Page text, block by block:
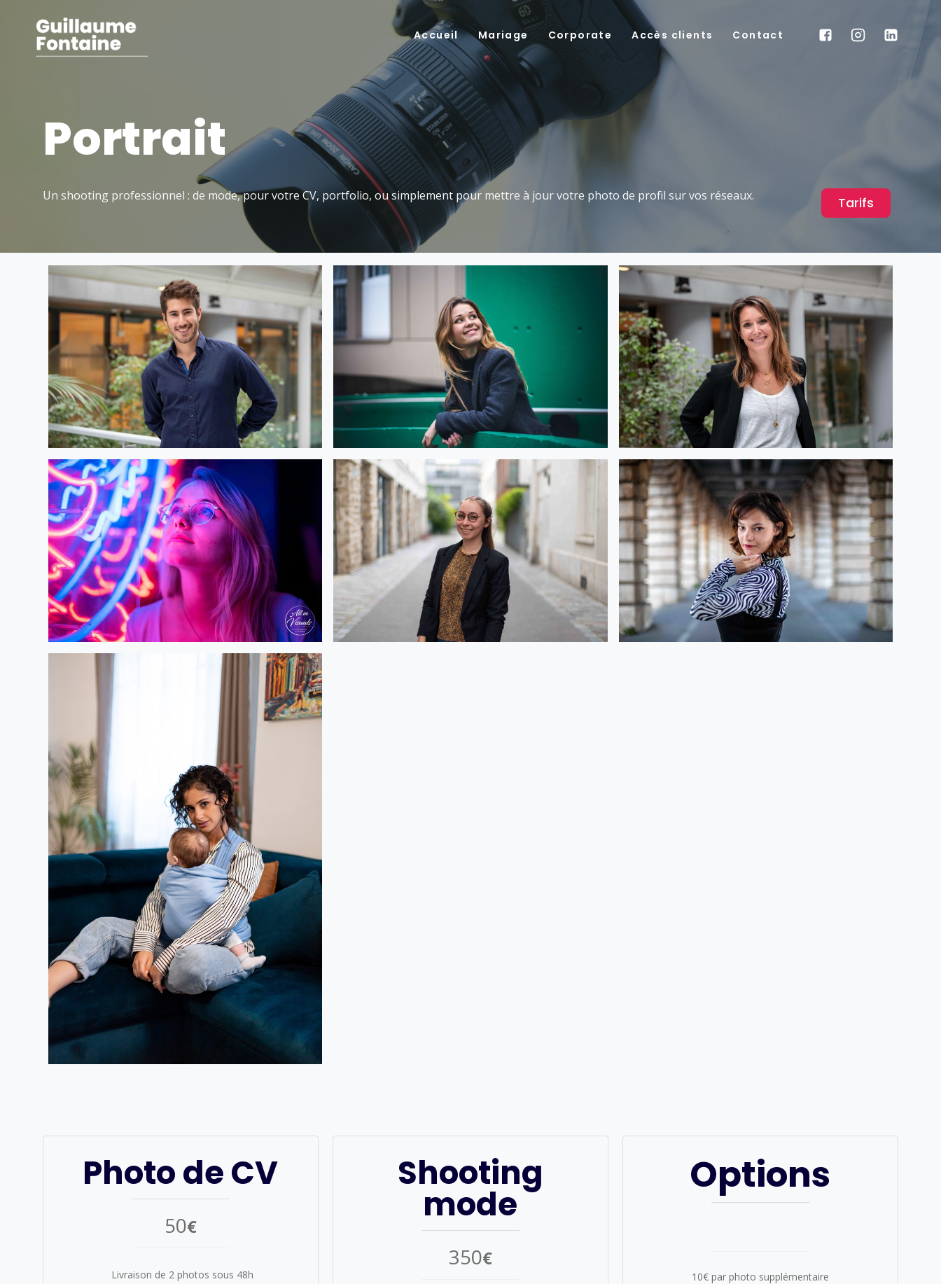
Accueil Mariage Corporate Accès clients Contact
Portrait
Un shooting professionnel : de mode, pour votre CV, portfolio, ou simplement pour mettre à jour votre photo de profil sur vos réseaux. Tarifs
Photo de CV
50€
Livraison de 2 photos sous 48h
Shooting
mode
350€
Options
10€ par photo supplémentaire